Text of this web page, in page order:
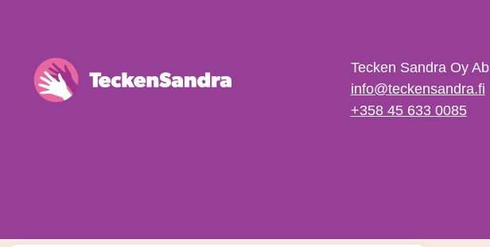
Tecken Sandra Oy Ab
info@teckensandra.fi
+358 45 633 0085